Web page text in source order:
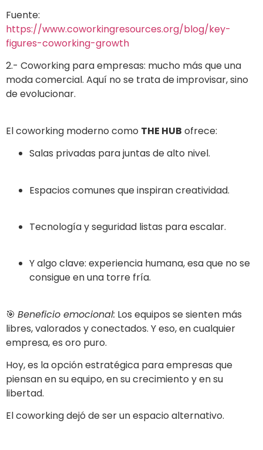
Fuente:
https://www.coworkingresources.org/blog/key-
figures-coworking-growth
2.- Coworking para empresas: mucho más que una
moda comercial. Aquí no se trata de improvisar, sino
de evolucionar.
El coworking moderno como THE HUB ofrece:
Salas privadas para juntas de alto nivel.
Espacios comunes que inspiran creatividad.
Tecnología y seguridad listas para escalar.
Y algo clave: experiencia humana, esa que no se
consigue en una torre fría.
🎯 Beneficio emocional: Los equipos se sienten más
libres, valorados y conectados. Y eso, en cualquier
empresa, es oro puro.
Hoy, es la opción estratégica para empresas que
piensan en su equipo, en su crecimiento y en su
libertad.
El coworking dejó de ser un espacio alternativo.